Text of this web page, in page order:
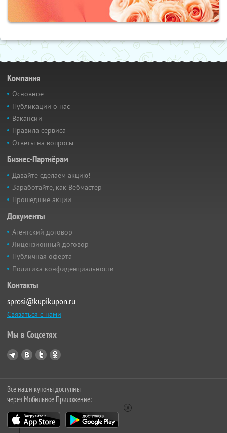
Компания
Основное
Публикации о нас
Вакансии
Правила сервиса
Ответы на вопросы
Бизнес-Партнёрам
Давайте сделаем акцию!
Заработайте, как Вебмастер
Прошедшие акции
Документы
Агентский договор
Лицензионный договор
Публичная оферта
Политика конфиденциальности
Контакты
sprosi@kupikupon.ru
Связаться с нами
Мы в Соцсетях
Все наши купоны доступны
через Мобильное Приложение: